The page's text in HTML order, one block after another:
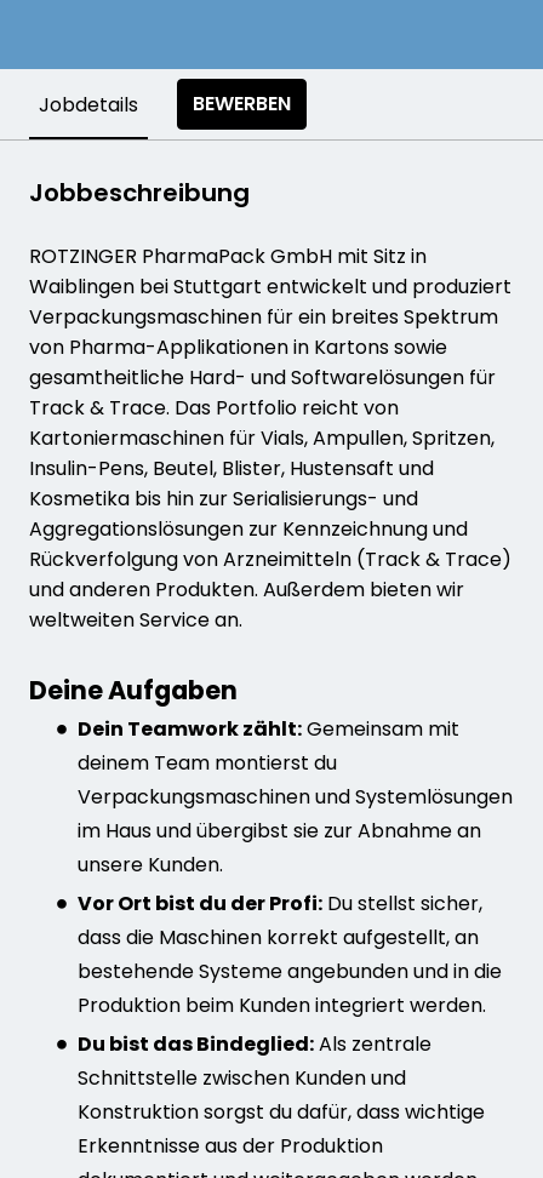
Jobdetails BEWERBEN
Jobbeschreibung
ROTZINGER PharmaPack GmbH mit Sitz in
Waiblingen bei Stuttgart entwickelt und produziert
Verpackungsmaschinen für ein breites Spektrum
von Pharma-Applikationen in Kartons sowie
gesamtheitliche Hard- und Softwarelösungen für
Track & Trace. Das Portfolio reicht von
Kartoniermaschinen für Vials, Ampullen, Spritzen,
Insulin-Pens, Beutel, Blister, Hustensaft und
Kosmetika bis hin zur Serialisierungs- und
Aggregationslösungen zur Kennzeichnung und
Rückverfolgung von Arzneimitteln (Track & Trace)
und anderen Produkten. Außerdem bieten wir
weltweiten Service an.
Deine Aufgaben
Dein Teamwork zählt:Gemeinsam mit
deinem Team montierst du
Verpackungsmaschinen und Systemlösungen
im Haus und übergibst sie zur Abnahme an
unsere Kunden.
Vor Ort bist du der Profi: Du stellst sicher,
dass die Maschinen korrekt aufgestellt, an
bestehende Systeme angebunden und in die
Produktion beim Kunden integriert werden.
Du bist das Bindeglied:Als zentrale
Schnittstelle zwischen Kunden und
Konstruktion sorgst du dafür, dass wichtige
Erkenntnisse aus der Produktion